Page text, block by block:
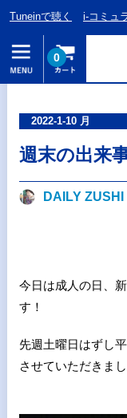
Tuneinで聴く i-コミュ
0
2022-1-10 月
週末の出来
DAILY
今日は成人の日、
す！
先週土曜日はずし
させていただきまし